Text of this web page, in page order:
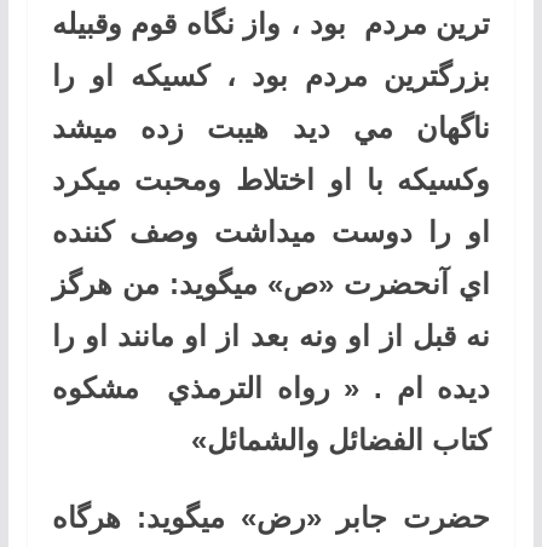
ترين مردم بود ، واز نگاه قوم وقبيله
بزرگترين مردم بود ، كسيكه او را
ناگهان مي ديد هيبت زده ميشد
وكسيكه با او اختلاط ومحبت ميكرد
او را دوست ميداشت وصف كننده
اي آنحضرت «ص» ميگويد: من هرگز
نه قبل از او ونه بعد از او مانند او را
ديده ام . « رواه الترمذي مشكوه
كتاب الفضائل والشمائل»
حضرت جابر «رض» ميگويد: هرگاه